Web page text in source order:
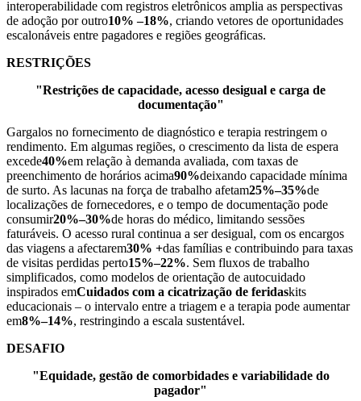
interoperabilidade com registros eletrônicos amplia as perspectivas
de adoção por outro10% –18%, criando vetores de oportunidades
escalonáveis ​​entre pagadores e regiões geográficas.
RESTRIÇÕES
"Restrições de capacidade, acesso desigual e carga de
documentação"
Gargalos no fornecimento de diagnóstico e terapia restringem o
rendimento. Em algumas regiões, o crescimento da lista de espera
excede40%em relação à demanda avaliada, com taxas de
preenchimento de horários acima90%deixando capacidade mínima
de surto. As lacunas na força de trabalho afetam25%–35%de
localizações de fornecedores, e o tempo de documentação pode
consumir20%–30%de horas do médico, limitando sessões
faturáveis. O acesso rural continua a ser desigual, com os encargos
das viagens a afectarem30% +das famílias e contribuindo para taxas
de visitas perdidas perto15%–22%. Sem fluxos de trabalho
simplificados, como modelos de orientação de autocuidado
inspirados emCuidados com a cicatrização de feridaskits
educacionais – o intervalo entre a triagem e a terapia pode aumentar
em8%–14%, restringindo a escala sustentável.
DESAFIO
"Equidade, gestão de comorbidades e variabilidade do
pagador"